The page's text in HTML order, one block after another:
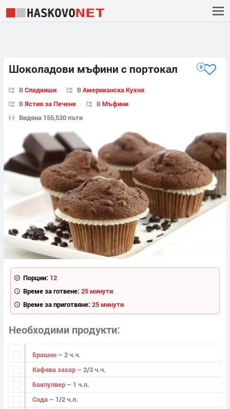
Шоколадови мъфини с портокал 0
ВСладкиши ВАмериканска Кухня
ВЯстия за Печене ВМъфини
Видяна 155,530 пъти
Порции: 12
Време за готвене: 25 минути
Време за приготвяне: 25 минути
Необходими продукти
Брашно – 2 ч.ч.
Кафява захар – 2/3 ч.ч.
Бакпулвер – 1 ч.л.
Сода – 1/2 ч.л.